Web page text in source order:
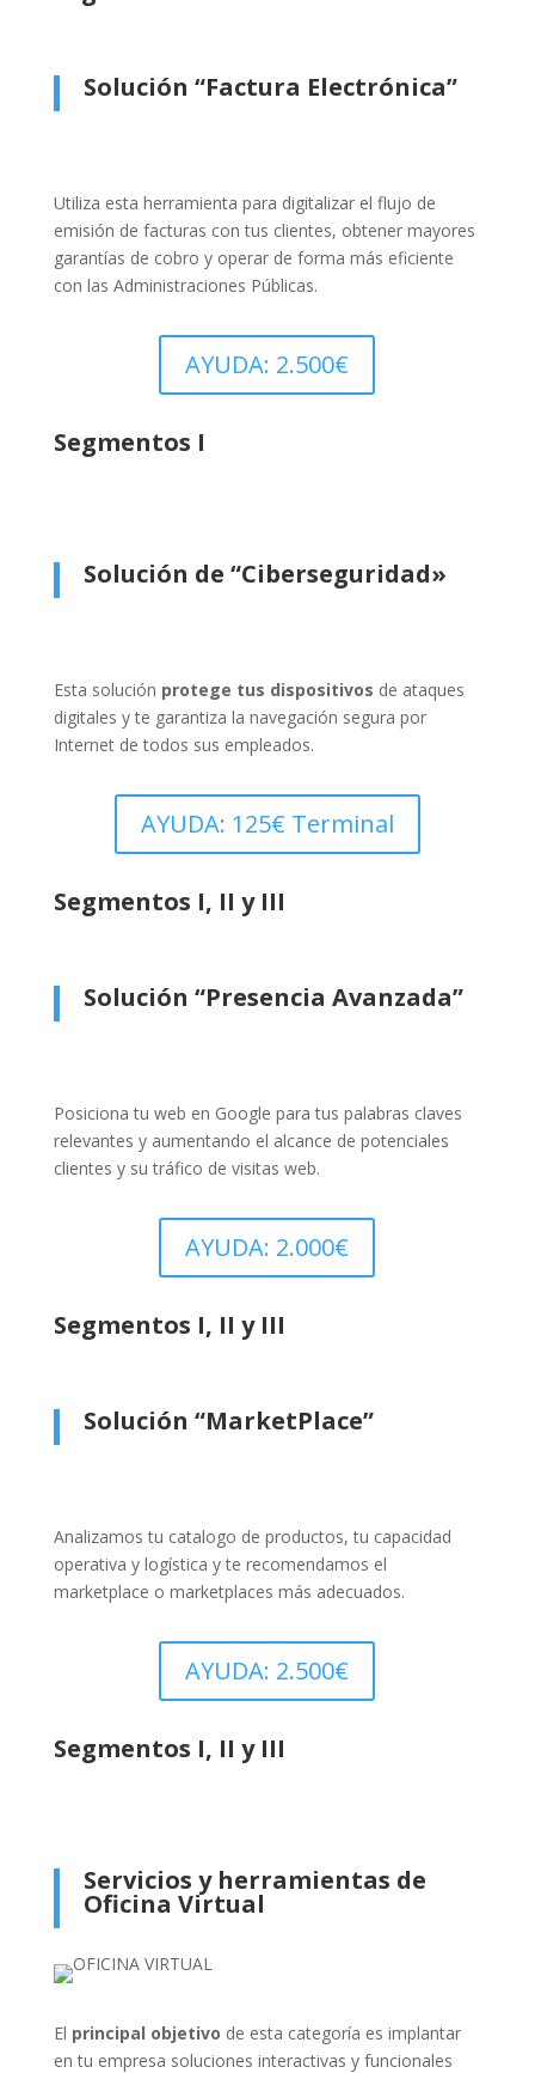
Solución “Factura Electrónica”
Utiliza esta herramienta para digitalizar el flujo de
emisión de facturas con tus clientes, obtener mayores
garantías de cobro y operar de forma más eficiente
con las Administraciones Públicas.
AYUDA: 2.500€
Segmentos I
Solución de “Ciberseguridad»
Esta solución protege tus dispositivos de ataques
digitales y te garantiza la navegación segura por
Internet de todos sus empleados.
AYUDA: 125€ Terminal
Segmentos I, II y III
Solución “Presencia Avanzada”
Posiciona tu web en Google para tus palabras claves
relevantes y aumentando el alcance de potenciales
clientes y su tráfico de visitas web.
AYUDA: 2.000€
Segmentos I, II y III
Solución “MarketPlace”
Analizamos tu catalogo de productos, tu capacidad
operativa y logística y te recomendamos el
marketplace o marketplaces más adecuados.
AYUDA: 2.500€
Segmentos I, II y III
Servicios y herramientas de
Oficina Virtual
El principal objetivo de esta categoría es implantar
en tu empresa soluciones interactivas y funcionales